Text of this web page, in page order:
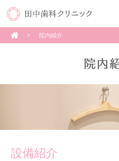
院内紹介
設備紹介